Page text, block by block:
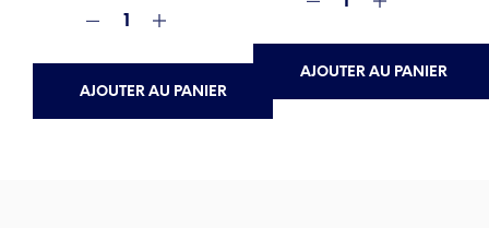
initial
3.90€.
actuel
2.90€.
AJOUTER AU PANIER
AJOUTER AU PANIER